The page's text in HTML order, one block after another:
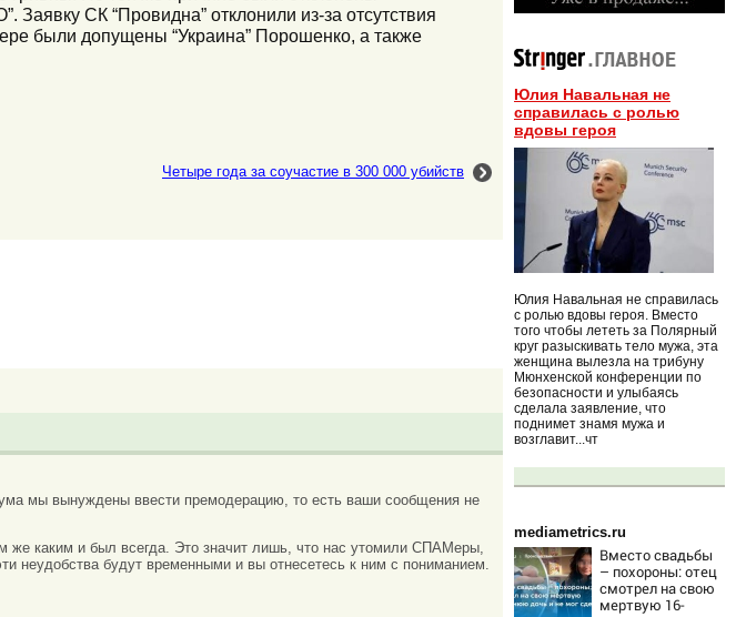
Заявку СК “Провидна” отклонили из-за отсутствия
были допущены “Украина” Порошенко, а также
Четыре года за соучастие в 300 000 убийств
мы вынуждены ввести премодерацию, то есть ваши сообщения не
же каким и был всегда. Это значит лишь, что нас утомили СПАМеры,
неудобства будут временными и вы отнесетесь к ним с пониманием.
Юлия Навальная не
справилась с ролью
вдовы героя
Юлия Навальная не справилась
с ролью вдовы героя. Вместо
того чтобы лететь за Полярный
круг разыскивать тело мужа, эта
женщина вылезла на трибуну
Мюнхенской конференции по
безопасности и улыбаясь
сделала заявление, что
поднимет знамя мужа и
возглавит...чт
mediametrics.ru
Вместо свадьбы
– похороны: отец
смотрел на свою
мертвую 16-